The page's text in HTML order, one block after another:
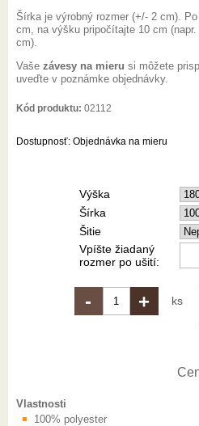
Šírka je výrobný rozmer (+/- 2 cm).
cm, na výšku pripočítajte 10 cm
cm).
Vaše závesy na mieru si môžete
uveďte v poznámke objednávky.
Kód produktu: 02112
Dostupnosť: Objednávka na mieru
Výška
Šírka
Šitie
Vpíšte žiadaný
rozmer po ušití:
- + ks
Vlastnosti
100% polyester